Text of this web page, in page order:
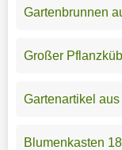
Gartenbrunnen
Großer
Gartenartikel
Blumenkasten